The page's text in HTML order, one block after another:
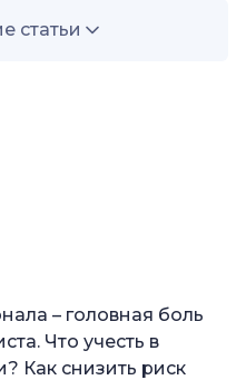
статьи
и точечным
подбором
подборе
подбор: этапы
– головная боль
Что учесть в
Как снизить риск